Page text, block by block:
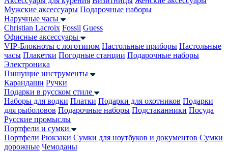
Мужские аксессуары Подарочные наборы
Наручные часы
Christian Lacroix Fossil Guess
Офисные аксессуары
VIP-Блокноты с логотипом Настольные приборы Настольные
часы Плакетки Погодные станции Подарочные наборы
Электроника
Пишущие инструменты
Карандаши Ручки
Подарки в русском стиле
Наборы для водки Платки Подарки для охотников Подарки
для рыболовов Подарочные наборы Подстаканники Посуда
Русские промыслы
Портфели и сумки
Портфели Рюкзаки Сумки для ноутбуков и документов Сумки
дорожные Чемоданы